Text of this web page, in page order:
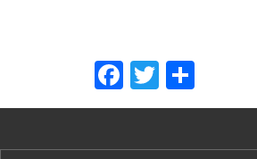
Facebook
Twitter